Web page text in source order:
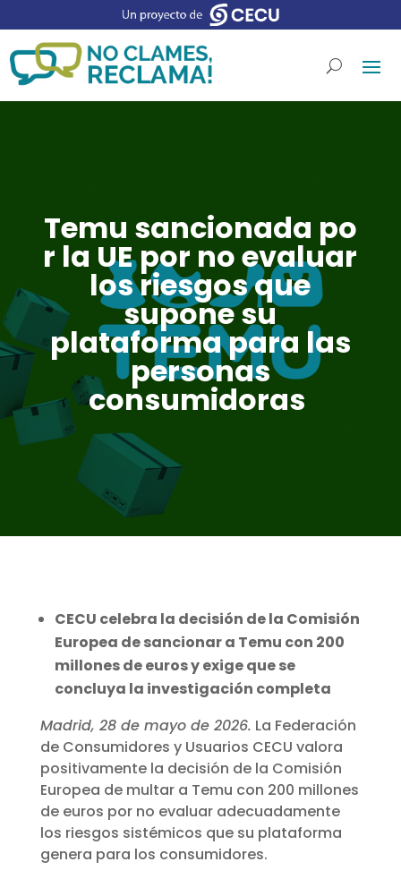
Temu sancionada po
r la UE por no evaluar
los riesgos que
supone su
plataforma para las
personas
consumidoras
CECU celebra la decisión de la Comisión
Europea de sancionar a Temu con 200
millones de euros y exige que se
concluya la investigación completa
Madrid, 28 de mayo de 2026. La Federación
de Consumidores y Usuarios CECU valora
positivamente la decisión de la Comisión
Europea de multar a Temu con 200 millones
de euros por no evaluar adecuadamente
los riesgos sistémicos que su plataforma
genera para los consumidores.